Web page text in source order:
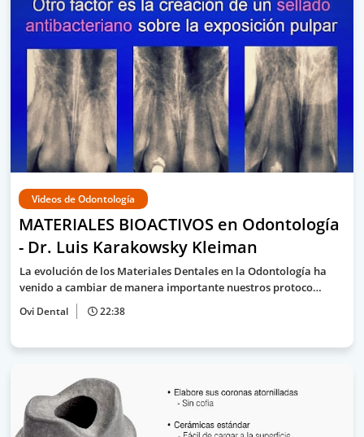
Videos de Odontología
MATERIALES BIOACTIVOS en Odontología
- Dr. Luis Karakowsky Kleiman
La evolución de los Materiales Dentales en la Odontología ha
venido a cambiar de manera importante nuestros protoco…
Ovi Dental 22:38